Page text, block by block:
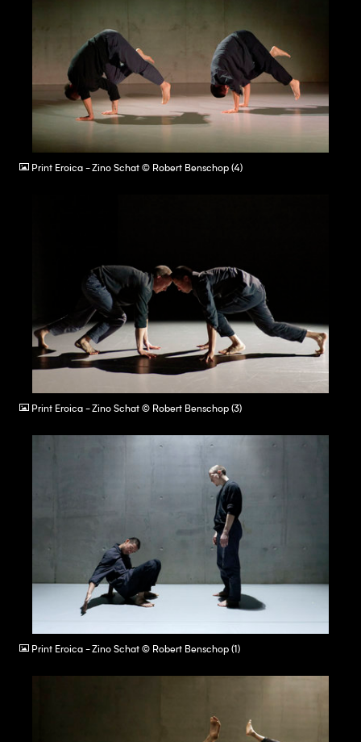
Print Eroica - Zino Schat © Robert Benschop (4)
Print Eroica - Zino Schat © Robert Benschop (3)
Print Eroica - Zino Schat © Robert Benschop (1)